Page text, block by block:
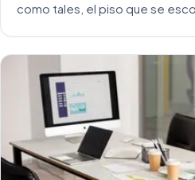
como tales, el piso que se